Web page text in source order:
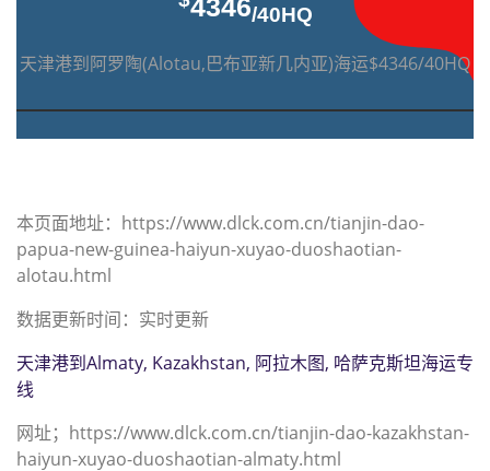
4346/40HQ
天津港到阿罗陶(Alotau,巴布亚新几内亚)海运$4346/40HQ
本页面地址：https://www.dlck.com.cn/tianjin-dao-
papua-new-guinea-haiyun-xuyao-duoshaotian-
alotau.html
数据更新时间：实时更新
天津港到Almaty, Kazakhstan, 阿拉木图, 哈萨克斯坦海运专
线
网址；https://www.dlck.com.cn/tianjin-dao-kazakhstan-
haiyun-xuyao-duoshaotian-almaty.html